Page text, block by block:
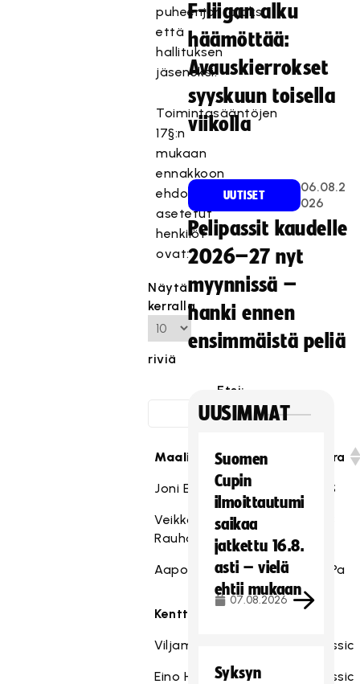
puheenjohtajaksi
että
hallituksen
jäseneksi.
Toimintasääntöjen
17§:n
mukaan
ennakkoon
ehdolle
asetetut
henkilöt
ovat:
Näytä
kerralla
riviä
Etsi:
Maalivahdit seura
Joni Eskelinen OLS
Veikko
Rauhanen
Aapo Seppälä 2007 SaiPa
Kenttäpelaajat
Viljami Engman Classic
Eino Hannula Classic
F-liigan alku
häämöttää:
Avauskierrokset
syyskuun toisella
viikolla
UUTISET
06.08.2
026
Pelipassit kaudelle
2026–27 nyt
myynnissä –
hanki ennen
ensimmäistä peliä
UUSIMMAT
Suomen
Cupin
ilmoittautumi
saikaa
jatkettu 16.8.
asti – vielä
ehtii mukaan
07.08.2026
Syksyn